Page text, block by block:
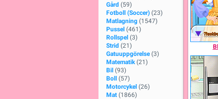
Gård (59)
Fotboll (Soccer) (23)
Matlagning (1547)
Pussel (461)
Rollspel (3)
Strid (21)
Gatuuppgörelse (3)
Matematik (21)
Bil (93)
Boll
(57)
Motorcykel (26)
Mat (1866)